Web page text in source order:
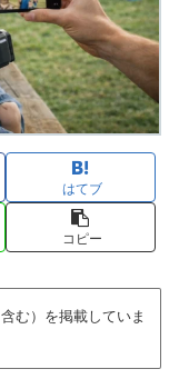
はてブ
コピー
む）を掲載していま